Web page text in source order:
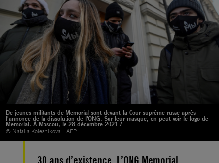
De jeunes militants de Memorial sont devant la Cour suprême russe après
l'annonce de la dissolution de l'ONG. Sur leur masque, on peut voir le logo de
Memorial. À Moscou, le 28 décembre 2021 /
© Natalia Kolesnikova – AFP
30 ans d’existence. L’ONG Memorial